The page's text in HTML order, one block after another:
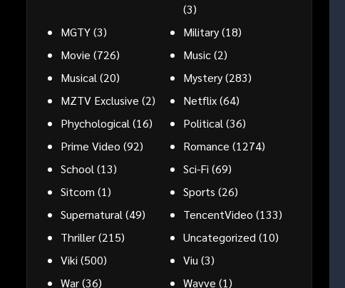
(3)
MGTY(3) Military(18)
Movie (726) Music(2)
Musical (20) Mystery(283)
MZTV Exclusive (2) Netflix(64)
Phychological (16) Political (36)
Prime Video (92) Romance (1274)
School (13) Sci-Fi (69)
Sitcom (1) Sports (26)
Supernatural (49) TencentVideo (133)
Thriller(215) Uncategorized (10)
Viki (500) Viu (3)
War(36) Wavve (1)